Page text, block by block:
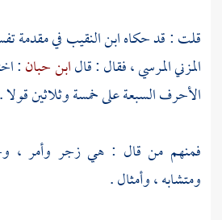
قلت : قد حكاهابن النقيبفي مقدمة
المزني المرسي ، فقال : قالابن حبان:
الأحرف السبعة على خمسة وثلاثين قولا .
فمنهم من قال : هي زجر وأمر ،
ومتشابه ، وأمثال .